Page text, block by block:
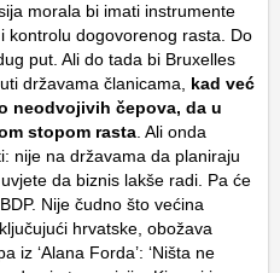
morala bi imati instrumente
kontrolu dogovorenog rasta. Do
put. Ali do tada bi Bruxelles
državama članicama, kad već
neodvojivih čepova, da u
stopom rasta. Ali onda
nije na državama da planiraju
da biznis lakše radi. Pa će
Nije čudno što većina
hrvatske, obožava
iz ‘Alana Forda’: ‘Ništa ne